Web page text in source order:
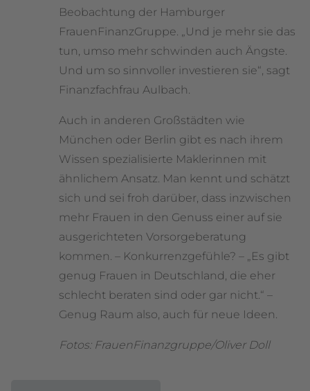
Beobachtung der Hamburger
FrauenFinanzGruppe. „Und je mehr sie das
tun, umso mehr schwinden auch Ängste.
Und um so sinnvoller investieren sie“, sagt
Finanzfachfrau Aulbach.
Auch in anderen Großstädten wie
München oder Berlin gibt es nach ihrem
Wissen spezialisierte Maklerinnen mit
ähnlichem Ansatz. Man kennt und schätzt
sich und sei froh darüber, dass inzwischen
mehr Frauen in den Genuss einer auf sie
ausgerichteten Vorsorgeberatung
kommen. – Konkurrenzgefühle? – „Es gibt
genug Frauen in Deutschland, die eher
schlecht beraten sind oder gar nicht.“ –
Genug Raum also, auch für neue Ideen.
Fotos: FrauenFinanzgruppe/Oliver Doll